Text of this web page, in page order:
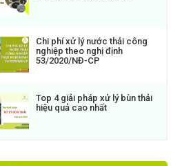
Chi phí xử lý nước thải công
nghiệp theo nghị định
53/2020/NĐ-CP
Top 4 giải pháp xử lý bùn thải
hiệu quả cao nhất